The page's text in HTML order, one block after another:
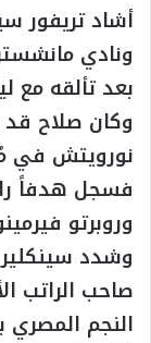
أشاد تريفور
ونادي
بعد تألقه مع
وكان صلاح
نورويتش في
فسجل هدفاً
وروبرتو
وشدد
صاحب الراتب
النجم المصري